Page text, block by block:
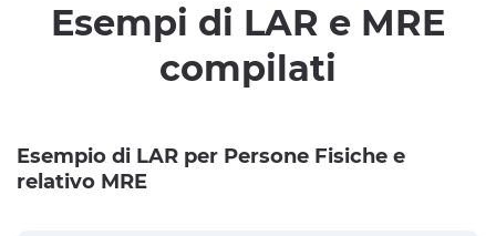
Esempi di LAR e MRE
compilati
Esempio di LAR per Persone Fisiche e
relativo MRE